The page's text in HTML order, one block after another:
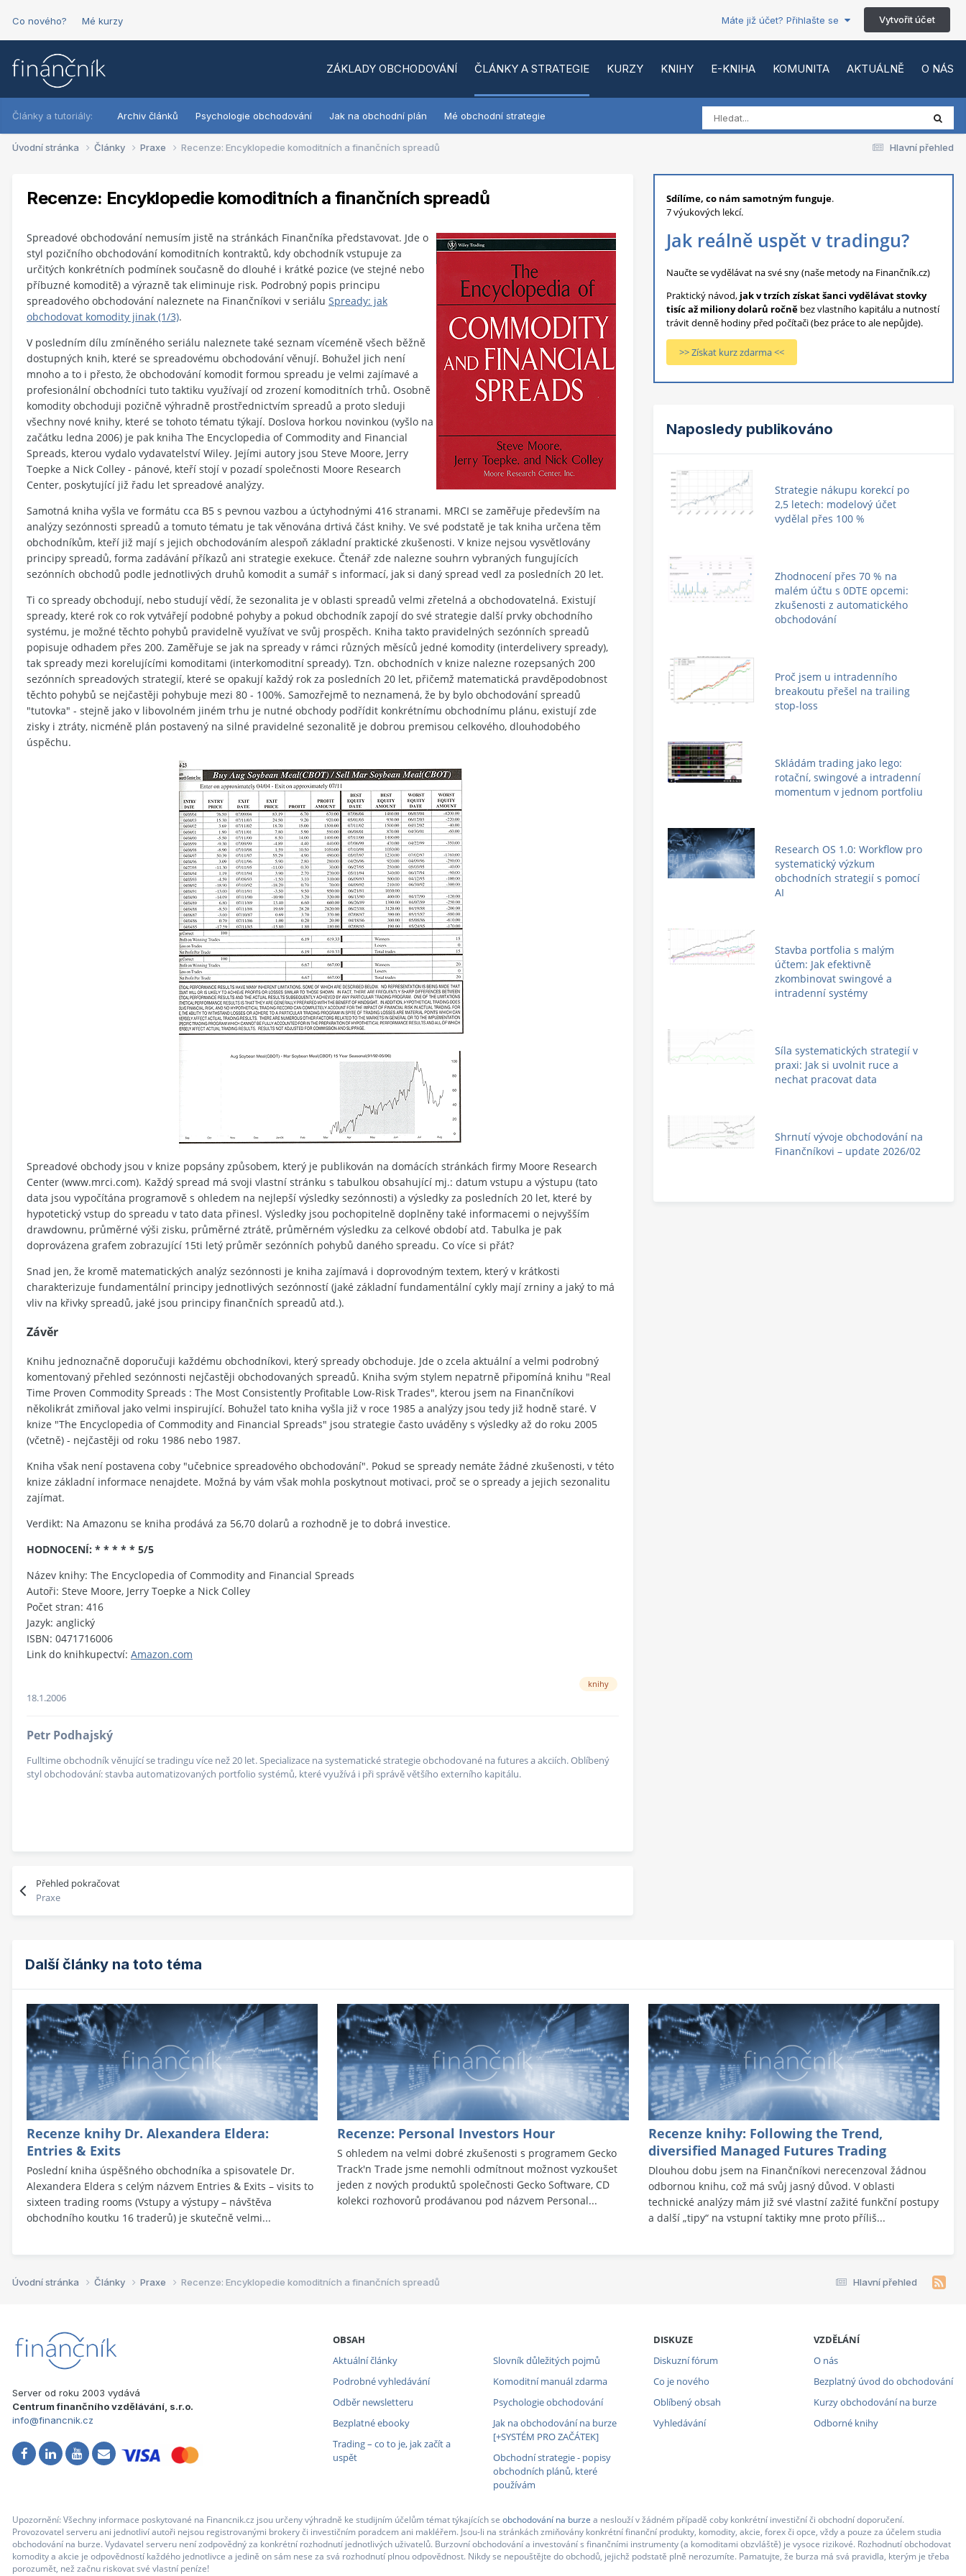
Co nového? Mé kurzy Máte již účet? Přihlašte se Vytvořit účet
ZÁKLADY OBCHODOVÁNÍ ČLÁNKY A STRATEGIE KURZY KNIHY E-KNIHA KOMUNITA AKTUÁLNĚ O NÁS
Články a tutoriály: Archiv článků Psychologie obchodování Jak na obchodní plán Mé obchodní strategie
Hlavní přehled
Úvodní stránka Články Praxe Recenze: Encyklopedie komoditních a finančních spreadů
Recenze: Encyklopedie komoditních a finančních spreadů
Spreadové obchodování nemusím jistě na stránkách Finančníka představovat. Jde o
styl pozičního obchodování komoditních kontraktů, kdy obchodník vstupuje za
určitých konkrétních podmínek současně do dlouhé i krátké pozice (ve stejné nebo
příbuzné komoditě) a výrazně tak eliminuje risk. Podrobný popis principu
spreadového obchodování naleznete na Finančníkovi v seriálu Spready: jak
obchodovat komodity jinak (1/3).
V posledním dílu zmíněného seriálu naleznete také seznam víceméně všech běžně
dostupných knih, které se spreadovému obchodování věnují. Bohužel jich není
mnoho a to i přesto, že obchodování komodit formou spreadu je velmi zajímavé a
profesionální obchodníci tuto taktiku využívají od zrození komoditních trhů. Osobně
komodity obchoduji pozičně výhradně prostřednictvím spreadů a proto sleduji
všechny nové knihy, které se tohoto tématu týkají. Doslova horkou novinkou (vyšlo na
začátku ledna 2006) je pak kniha The Encyclopedia of Commodity and Financial
Spreads, kterou vydalo vydavatelství Wiley. Jejími autory jsou Steve Moore, Jerry
Toepke a Nick Colley - pánové, kteří stojí v pozadí společnosti Moore Research
Center, poskytující již řadu let spreadové analýzy.
Samotná kniha vyšla ve formátu cca B5 s pevnou vazbou a úctyhodnými 416 stranami. MRCI se zaměřuje především na
analýzy sezónnosti spreadů a tomuto tématu je tak věnována drtivá část knihy. Ve své podstatě je tak kniha určena těm
obchodníkům, kteří již mají s jejich obchodováním alespoň základní praktické zkušenosti. V knize nejsou vysvětlovány
principy spreadů, forma zadávání příkazů ani strategie exekuce. Čtenář zde nalezne souhrn vybraných fungujících
sezónních obchodů podle jednotlivých druhů komodit a sumář s informací, jak si daný spread vedl za posledních 20 let.
Ti co spready obchodují, nebo studují vědí, že sezonalita je v oblasti spreadů velmi zřetelná a obchodovatelná. Existují
spready, které rok co rok vytvářejí podobné pohyby a pokud obchodník zapojí do své strategie další prvky obchodního
systému, je možné těchto pohybů pravidelně využívat ve svůj prospěch. Kniha takto pravidelných sezónních spreadů
popisuje odhadem přes 200. Zaměřuje se jak na spready v rámci různých měsíců jedné komodity (interdelivery spready),
tak spready mezi korelujícími komoditami (interkomoditní spready). Tzn. obchodních v knize nalezne rozepsaných 200
sezónních spreadových strategií, které se opakují každý rok za posledních 20 let, přičemž matematická pravděpodobnost
těchto pohybů se nejčastěji pohybuje mezi 80 - 100%. Samozřejmě to neznamená, že by bylo obchodování spreadů
"tutovka" - stejně jako v libovolném jiném trhu je nutné obchody podřídit konkrétnímu obchodnímu plánu, existují zde
zisky i ztráty, nicméně plán postavený na silné pravidelné sezonalitě je dobrou premisou celkového, dlouhodobého
úspěchu.
Spreadové obchody jsou v knize popsány způsobem, který je publikován na domácích stránkách firmy Moore Research
Center (www.mrci.com). Každý spread má svoji vlastní stránku s tabulkou obsahující mj.: datum vstupu a výstupu (tato
data jsou vypočítána programově s ohledem na nejlepší výsledky sezónnosti) a výsledky za posledních 20 let, které by
hypotetický vstup do spreadu v tato data přinesl. Výsledky jsou pochopitelně doplněny také informacemi o nejvyšším
drawdownu, průměrné výši zisku, průměrné ztrátě, průměrném výsledku za celkové období atd. Tabulka je pak
doprovázena grafem zobrazující 15ti letý průměr sezónních pohybů daného spreadu. Co více si přát?
Snad jen, že kromě matematických analýz sezónnosti je kniha zajímavá i doprovodným textem, který v krátkosti
charakterizuje fundamentální principy jednotlivých sezónností (jaké základní fundamentální cykly mají zrniny a jaký to má
vliv na křivky spreadů, jaké jsou principy finančních spreadů atd.).
Závěr
Knihu jednoznačně doporučuji každému obchodníkovi, který spready obchoduje. Jde o zcela aktuální a velmi podrobný
komentovaný přehled sezónnosti nejčastěji obchodovaných spreadů. Kniha svým stylem nepatrně připomíná knihu "Real
Time Proven Commodity Spreads : The Most Consistently Profitable Low-Risk Trades", kterou jsem na Finančníkovi
několikrát zmiňoval jako velmi inspirující. Bohužel tato kniha vyšla již v roce 1985 a analýzy jsou tedy již hodně staré. V
knize "The Encyclopedia of Commodity and Financial Spreads" jsou strategie často uváděny s výsledky až do roku 2005
(včetně) - nejčastěji od roku 1986 nebo 1987.
Kniha však není postavena coby "učebnice spreadového obchodování". Pokud se spready nemáte žádné zkušenosti, v této
knize základní informace nenajdete. Možná by vám však mohla poskytnout motivaci, proč se o spready a jejich sezonalitu
zajímat.
Verdikt: Na Amazonu se kniha prodává za 56,70 dolarů a rozhodně je to dobrá investice.
HODNOCENÍ: * * * * * 5/5
Název knihy: The Encyclopedia of Commodity and Financial Spreads
Autoři: Steve Moore, Jerry Toepke a Nick Colley
Počet stran: 416
Jazyk: anglický
ISBN: 0471716006
Link do knihkupectví: Amazon.com
knihy
18.1.2006
Petr Podhajský
Fulltime obchodník věnující se tradingu více než 20 let. Specializace na systematické strategie obchodované na futures a akciích. Oblíbený
styl obchodování: stavba automatizovaných portfolio systémů, které využívá i při správě většího externího kapitálu.
Přehled pokračovat
Praxe
Sdílíme, co nám samotným funguje.
7 výukových lekcí.
Jak reálně uspět v tradingu?
Naučte se vydělávat na své sny (naše metody na Finančník.cz)
Praktický návod, jak v trzích získat šanci vydělávat stovky
tisíc až miliony dolarů ročněbez vlastního kapitálu a nutností
trávit denně hodiny před počítači (bez práce to ale nepůjde).
>> Získat kurz zdarma <<
Naposledy publikováno
Strategie nákupu korekcí po
2,5 letech: modelový účet
vydělal přes 100 %
Zhodnocení přes 70 % na
malém účtu s 0DTE opcemi:
zkušenosti z automatického
obchodování
Proč jsem u intradenního
breakoutu přešel na trailing
stop-loss
Skládám trading jako lego:
rotační, swingové a intradenní
momentum v jednom portfoliu
Research OS 1.0: Workflow pro
systematický výzkum
obchodních strategií s pomocí
AI
Stavba portfolia s malým
účtem: Jak efektivně
zkombinovat swingové a
intradenní systémy
Síla systematických strategií v
praxi: Jak si uvolnit ruce a
nechat pracovat data
Shrnutí vývoje obchodování na
Finančníkovi – update 2026/02
Další články na toto téma
Recenze knihy Dr. Alexandera Eldera:
Entries & Exits
Poslední kniha úspěšného obchodníka a spisovatele Dr.
Alexandera Eldera s celým názvem Entries & Exits – visits to
sixteen trading rooms (Vstupy a výstupy – návštěva
obchodního koutku 16 traderů) je skutečně velmi...
Recenze: Personal Investors Hour
S ohledem na velmi dobré zkušenosti s programem Gecko
Track'n Trade jsme nemohli odmítnout možnost vyzkoušet
jeden z nových produktů společnosti Gecko Software, CD
kolekci rozhovorů prodávanou pod názvem Personal...
Recenze knihy: Following the Trend,
diversified Managed Futures Trading
Dlouhou dobu jsem na Finančníkovi nerecenzoval žádnou
odbornou knihu, což má svůj jasný důvod. V oblasti
technické analýzy mám již své vlastní zažité funkční postupy
a další „tipy“ na vstupní taktiky mne proto příliš...
Hlavní přehled
Úvodní stránka Články Praxe Recenze: Encyklopedie komoditních a finančních spreadů
Server od roku 2003 vydává
Centrum finančního vzdělávání, s.r.o.
info@financnik.cz
OBSAH
Aktuální články
Podrobné vyhledávání
Odběr newsletteru
Bezplatné ebooky
Trading – co to je, jak začít a
uspět
Slovník důležitých pojmů
Komoditní manuál zdarma
Psychologie obchodování
Jak na obchodování na burze
[+SYSTÉM PRO ZAČÁTEK]
Obchodní strategie - popisy
obchodních plánů, které
používám
DISKUZE
Diskuzní fórum
Co je nového
Oblíbený obsah
Vyhledávání
VZDĚLÁNÍ
O nás
Bezplatný úvod do obchodování
Kurzy obchodování na burze
Odborné knihy
Upozornění: Všechny informace poskytované na Financnik.cz jsou určeny výhradně ke studijním účelům témat týkajících se obchodování na burze a neslouží v žádném případě coby konkrétní investiční či obchodní doporučení.
Provozovatel serveru ani jednotliví autoři nejsou registrovanými brokery či investičním poradcem ani makléřem. Jsou-li na stránkách zmiňovány konkrétní finanční produkty, komodity, akcie, forex či opce, vždy a pouze za účelem studia
obchodování na burze. Vydavatel serveru není zodpovědný za konkrétní rozhodnutí jednotlivých uživatelů. Burzovní obchodování a investování s finančními instrumenty (a komoditami obzvláště) je vysoce rizikové. Rozhodnutí obchodovat
komodity a akcie je odpovědností každého jednotlivce a jedině on sám nese za svá rozhodnutí plnou odpovědnost. Nikdy se nepouštějte do obchodů, jejichž podstatě plně nerozumíte. Pamatujte, že burza má svá pravidla, kterým je třeba
porozumět, než začnu riskovat své vlastní peníze!